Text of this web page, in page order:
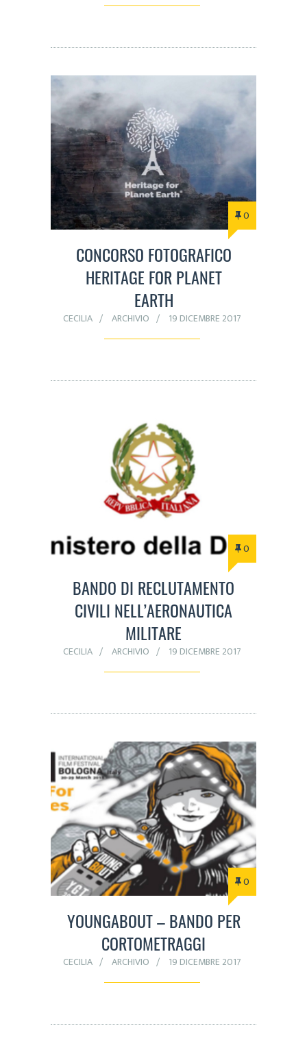
0
CONCORSO FOTOGRAFICO
HERITAGE FOR PLANET
EARTH
CECILIA ARCHIVIO 19 DICEMBRE 2017
0
BANDO DI RECLUTAMENTO
CIVILI NELL’AERONAUTICA
MILITARE
CECILIA ARCHIVIO 19 DICEMBRE 2017
0
YOUNGABOUT – BANDO PER
CORTOMETRAGGI
CECILIA ARCHIVIO 19 DICEMBRE 2017